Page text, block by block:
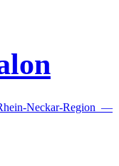
Neckar-Region —